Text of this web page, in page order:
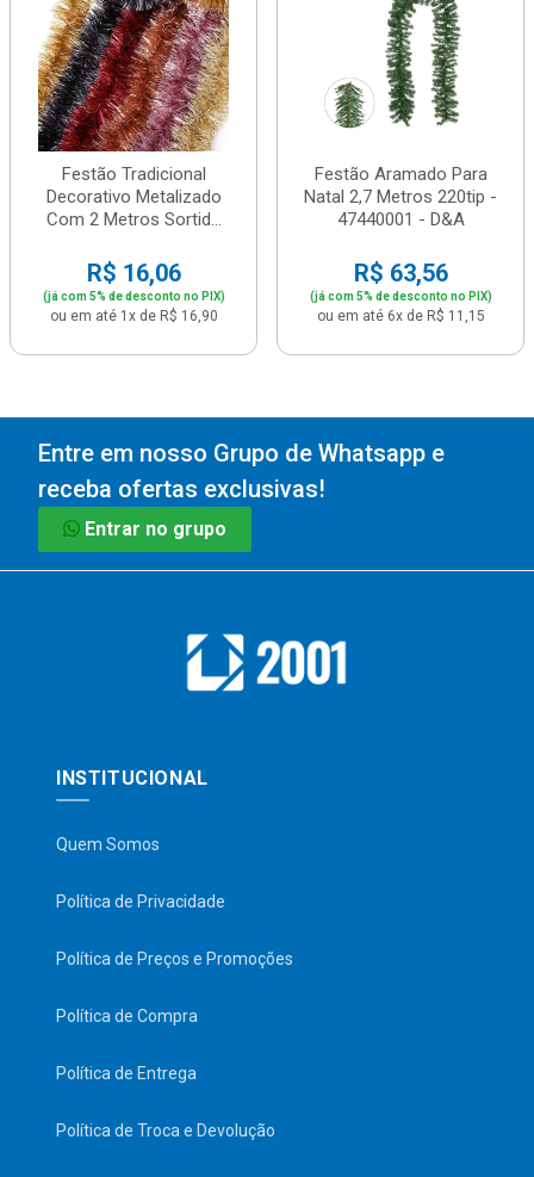
Festão Tradicional
Decorativo Metalizado
Com 2 Metros Sortid...
R$ 16,06
(já com 5% de desconto no PIX)
ou em até 1x de R$ 16,90
Festão Aramado Para
Natal 2,7 Metros 220tip -
47440001 - D&A
R$ 63,56
(já com 5% de desconto no PIX)
ou em até 6x de R$ 11,15
Entre em nosso Grupo de Whatsapp e
receba ofertas exclusivas!
Entrar no grupo
INSTITUCIONAL
Quem Somos
Política de Privacidade
Política de Preços e Promoções
Política de Compra
Política de Entrega
Política de Troca e Devolução